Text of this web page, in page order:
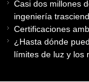
Casi dos millones
ingeniería
Certificaciones
¿Hasta dónde
límites de luz y los